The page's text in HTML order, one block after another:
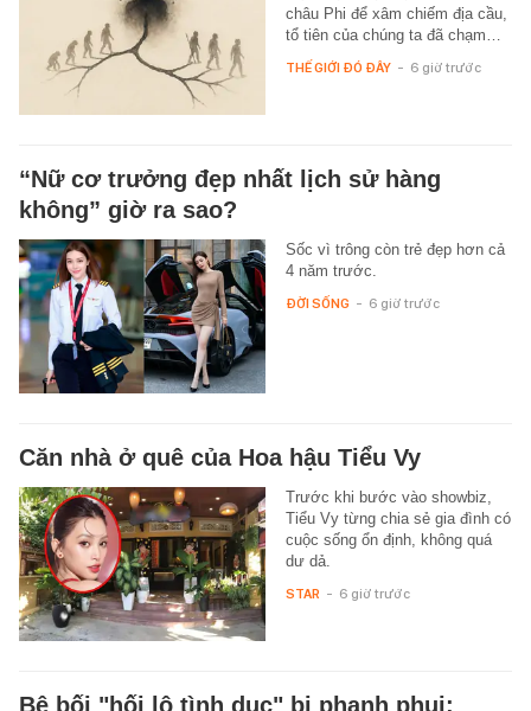
châu Phi để xâm chiếm địa cầu,
tổ tiên của chúng ta đã chạm…
THẾ GIỚI ĐÓ ĐÂY - 6 giờ trước
“Nữ cơ trưởng đẹp nhất lịch sử hàng
không” giờ ra sao?
Sốc vì trông còn trẻ đẹp hơn cả
4 năm trước.
ĐỜI SỐNG - 6 giờ trước
Căn nhà ở quê của Hoa hậu Tiểu Vy
Trước khi bước vào showbiz,
Tiểu Vy từng chia sẻ gia đình có
cuộc sống ổn định, không quá
dư dả.
STAR - 6 giờ trước
Bê bối "hối lộ tình dục" bị phanh phui: